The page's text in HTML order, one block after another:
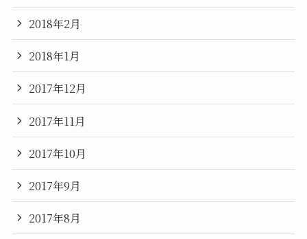
2018年2月
2018年1月
2017年12月
2017年11月
2017年10月
2017年9月
2017年8月